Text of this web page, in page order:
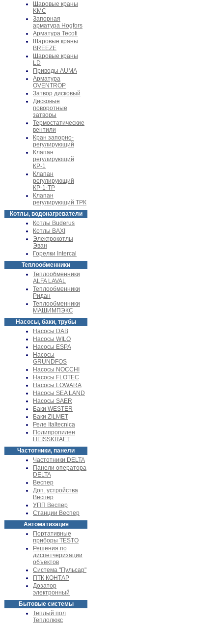
Шаровые краны
KMC
Запорная
арматура Hogfors
Арматура Tecofi
Шаровые краны
BREEZE
Шаровые краны
LD
Приводы AUMA
Арматура
OVENTROP
Затвор дисковый
Дисковые
поворотные
затворы
Термостатические
вентили
Кран запорно-
регулирующий
Клапан
регулирующий
КР-1
Клапан
регулирующий
КР-1-ТР
Клапан
регулирующий ТРК
Котлы, водонагреватели
Котлы Buderus
Котлы BAXI
Электрокотлы
Эван
Горелки Intercal
Теплообменники
Теплообменники
ALFA LAVAL
Теплообменники
Ридан
Теплообменники
МАШИМПЭКС
Насосы, баки, трубы
Насосы DAB
Насосы WILO
Насосы ESPA
Насосы
GRUNDFOS
Насосы NOCCHI
Насосы FLOTEC
Насосы LOWARA
Насосы SEA LAND
Насосы SAER
Баки WESTER
Баки ZILMET
Реле Italtecnica
Полипропилен
HEISSKRAFT
Частотники, панели
Частотники DELTA
Панели оператора
DELTA
Веспер
Доп. устройства
Веспер
УПП Веспер
Станции Веспер
Автоматизация
Портативные
приборы TESTO
Решения по
диспетчеризации
объектов
Система "Пульсар"
ПТК КОНТАР
Дозатор
электронный
Бытовые системы
Теплый пол
Теплолюкс